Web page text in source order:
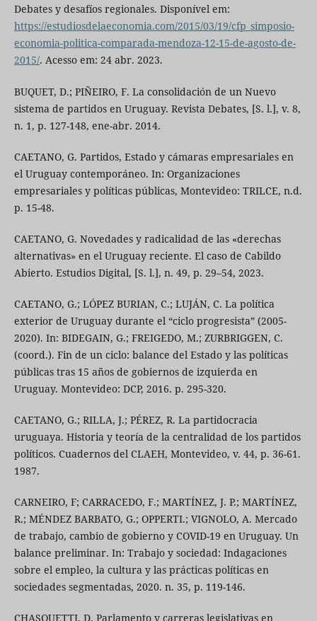
Debates y desafíos regionales. Disponível em:
https://estudiosdelaeconomia.com/2015/03/19/cfp_simposio-
economia-politica-comparada-mendoza-12-15-de-agosto-de-
2015/. Acesso em: 24 abr. 2023.
BUQUET, D.; PIÑEIRO, F. La consolidación de un Nuevo
sistema de partidos en Uruguay. Revista Debates, [S. l.], v. 8,
n. 1, p. 127-148, ene-abr. 2014.
CAETANO, G. Partidos, Estado y cámaras empresariales en
el Uruguay contemporáneo. In: Organizaciones
empresariales y políticas públicas, Montevideo: TRILCE, n.d.
p. 15-48.
CAETANO, G. Novedades y radicalidad de las «derechas
alternativas» en el Uruguay reciente. El caso de Cabildo
Abierto. Estudios Digital, [S. l.], n. 49, p. 29–54, 2023.
CAETANO, G.; LÓPEZ BURIAN, C.; LUJÁN, C. La política
exterior de Uruguay durante el “ciclo progresista” (2005-
2020). In: BIDEGAIN, G.; FREIGEDO, M.; ZURBRIGGEN, C.
(coord.). Fin de un ciclo: balance del Estado y las políticas
públicas tras 15 años de gobiernos de izquierda en
Uruguay. Montevideo: DCP, 2016. p. 295-320.
CAETANO, G.; RILLA, J.; PÉREZ, R. La partidocracia
uruguaya. Historia y teoría de la centralidad de los partidos
políticos. Cuadernos del CLAEH, Montevideo, v. 44, p. 36-61.
1987.
CARNEIRO, F; CARRACEDO, F.; MARTÍNEZ, J. P.; MARTÍNEZ,
R.; MÉNDEZ BARBATO, G.; OPPERTI.; VIGNOLO, A. Mercado
de trabajo, cambio de gobierno y COVID-19 en Uruguay. Un
balance preliminar. In: Trabajo y sociedad: Indagaciones
sobre el empleo, la cultura y las prácticas políticas en
sociedades segmentadas, 2020. n. 35, p. 119-146.
CHASQUETTI, D. Parlamento y carreras legislativas en